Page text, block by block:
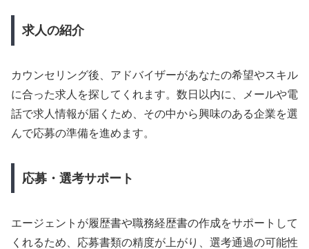
求人の紹介
カウンセリング後、アドバイザーがあなたの希望やスキル
に合った求人を探してくれます。数日以内に、メールや電
話で求人情報が届くため、その中から興味のある企業を選
んで応募の準備を進めます。
応募・選考サポート
エージェントが履歴書や職務経歴書の作成をサポートして
くれるため、応募書類の精度が上がり、選考通過の可能性